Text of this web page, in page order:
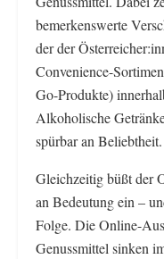
bemerkenswerte
der der
Convenience-
Go-Produkte)
Alkoholische
spürbar an Beliebtheit.
Gleichzeitig büßt der
an Bedeutung ein –
Folge. Die Online-
Genussmittel sinken